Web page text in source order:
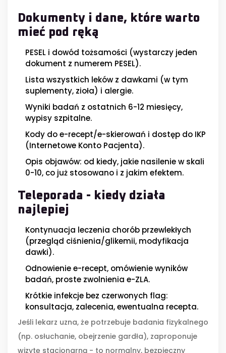
Dokumenty i dane, które warto
mieć pod ręką
PESEL i dowód tożsamości (wystarczy jeden
dokument z numerem PESEL).
Lista wszystkich leków z dawkami (w tym
suplementy, zioła) i alergie.
Wyniki badań z ostatnich 6-12 miesięcy,
wypisy szpitalne.
Kody do e-recept/e-skierowań i dostęp do IKP
(Internetowe Konto Pacjenta).
Opis objawów: od kiedy, jakie nasilenie w skali
0-10, co już stosowano i z jakim efektem.
Teleporada - kiedy działa
najlepiej
Kontynuacja leczenia chorób przewlekłych
(przegląd ciśnienia/glikemii, modyfikacja
dawki).
Odnowienie e-recept, omówienie wyników
badań, proste zwolnienia e-ZLA.
Krótkie infekcje bez czerwonych flag:
konsultacja, zalecenia, ewentualna recepta.
Jeśli lekarz uzna, że potrzebuje badania fizykalnego
(np. osłuchanie, obejrzenie gardła), zaproponuje
wizytę stacjonarną - to normalny, bezpieczny